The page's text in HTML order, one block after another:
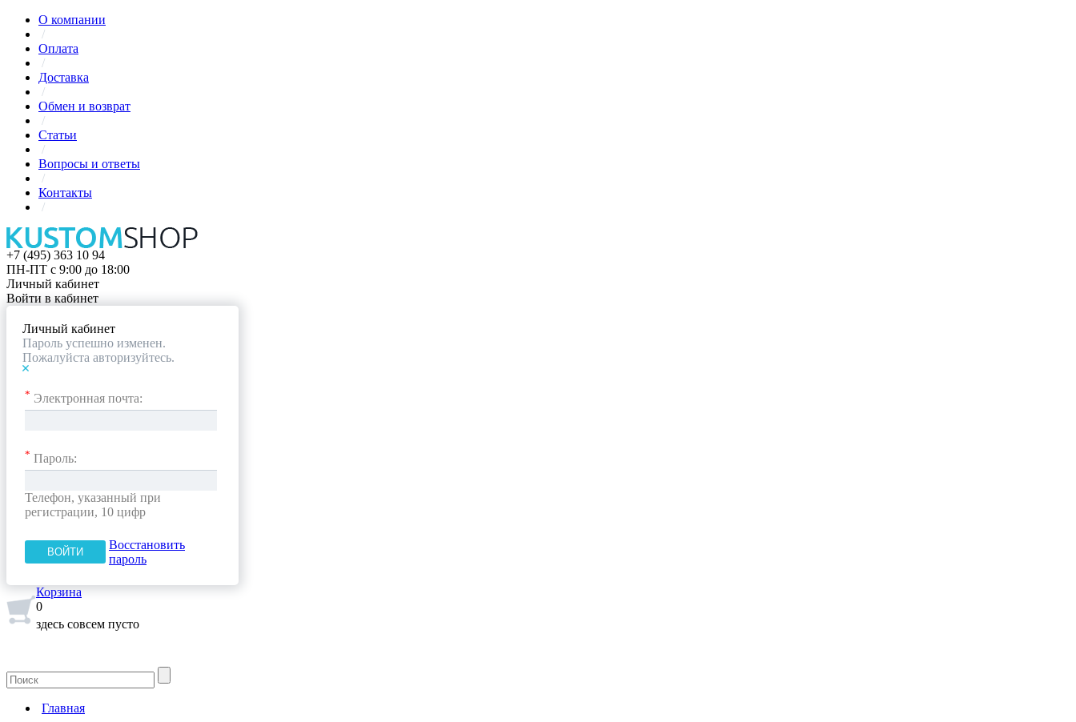
О компании
/
Оплата
/
Доставка
/
Обмен и возврат
/
Статьи
/
Вопросы и ответы
/
Контакты
/
+7 (495) 363 10 94
ПН-ПТ с 9:00 до 18:00
Личный кабинет
Войти в кабинет
Личный кабинет
Пароль успешно изменен.
Пожалуйста авторизуйтесь.
* Электронная почта:
* Пароль:
Телефон, указанный при
регистрации, 10 цифр
Восстановить
пароль
Корзина
0
здесь совсем пусто
Главная